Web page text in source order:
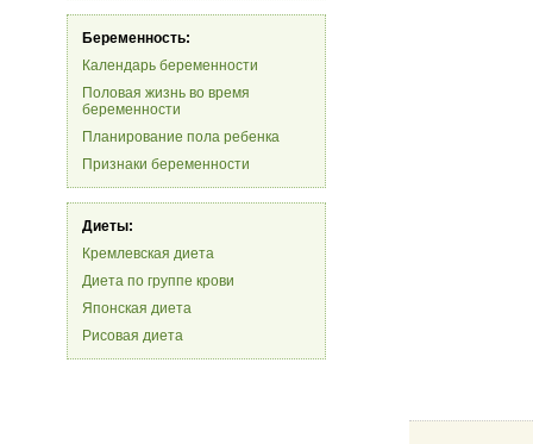
Беременность:
Календарь беременности
Половая жизнь во время
беременности
Планирование пола ребенка
Признаки беременности
Диеты:
Кремлевская диета
Диета по группе крови
Японская диета
Рисовая диета